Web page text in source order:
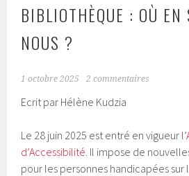
BIBLIOTHÈQUE : OÙ EN
NOUS ?
1 octobre 2025 2 commentaires
Ecrit par Hélène Kudzia
Le 28 juin 2025 est entré en vigueur l’
d’Accessibilité . Il impose de
pour les personnes handicapées sur